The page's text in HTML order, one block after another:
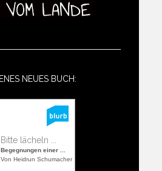
NEUES BUCH:
Bitte lächeln ...
Begegnungen einer ...
Von Heidrun Schumacher